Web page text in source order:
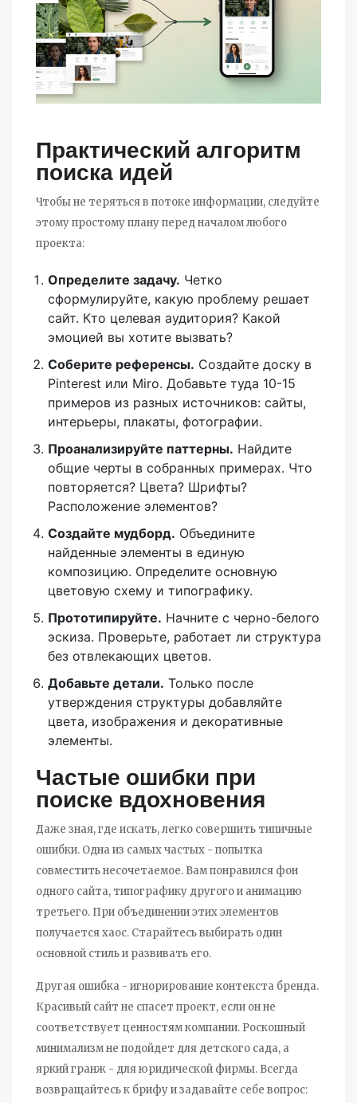
Практический алгоритм
поиска идей
Чтобы не теряться в потоке информации, следуйте
этому простому плану перед началом любого
проекта:
Определите задачу. Четко
сформулируйте, какую проблему решает
сайт. Кто целевая аудитория? Какой
эмоцией вы хотите вызвать?
Соберите референсы. Создайте доску в
Pinterest или Miro. Добавьте туда 10-15
примеров из разных источников: сайты,
интерьеры, плакаты, фотографии.
Проанализируйте паттерны. Найдите
общие черты в собранных примерах. Что
повторяется? Цвета? Шрифты?
Расположение элементов?
Создайте мудборд. Объедините
найденные элементы в единую
композицию. Определите основную
цветовую схему и типографику.
Прототипируйте. Начните с черно-белого
эскиза. Проверьте, работает ли структура
без отвлекающих цветов.
Добавьте детали. Только после
утверждения структуры добавляйте
цвета, изображения и декоративные
элементы.
Частые ошибки при
поиске вдохновения
Даже зная, где искать, легко совершить типичные
ошибки. Одна из самых частых - попытка
совместить несочетаемое. Вам понравился фон
одного сайта, типографику другого и анимацию
третьего. При объединении этих элементов
получается хаос. Старайтесь выбирать один
основной стиль и развивать его.
Другая ошибка - игнорирование контекста бренда.
Красивый сайт не спасет проект, если он не
соответствует ценностям компании. Роскошный
минимализм не подойдет для детского сада, а
яркий гранж - для юридической фирмы. Всегда
возвращайтесь к брифу и задавайте себе вопрос: